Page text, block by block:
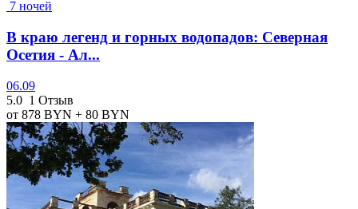
7 ночей
В краю легенд и горных водопадов: Северная
Осетия - Ал...
06.09
5.0 1 Отзыв
от 878 BYN + 80 BYN